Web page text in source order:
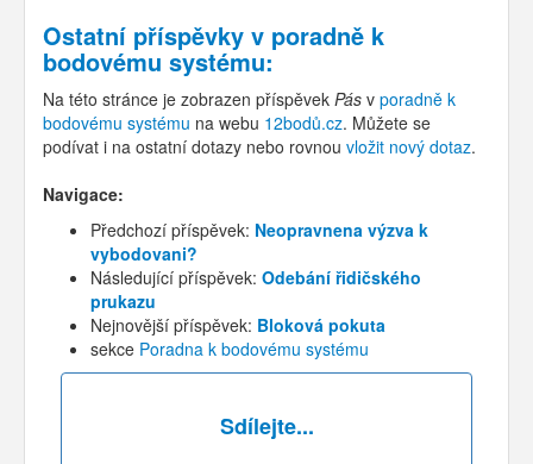
Ostatní příspěvky v poradně k
bodovému systému:
Na této stránce je zobrazen příspěvek Pás v poradně k
bodovému systému na webu 12bodů.cz. Můžete se
podívat i na ostatní dotazy nebo rovnou vložit nový dotaz.
Navigace:
Předchozí příspěvek: Neopravnena výzva k
vybodovani?
Následující příspěvek: Odebání řidičského
prukazu
Nejnovější příspěvek: Bloková pokuta
sekce Poradna k bodovému systému
Sdílejte...